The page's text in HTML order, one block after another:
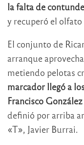
la falta de
y recuperó el
El conjunto de
arranque
metiendo pelotas
marcador llegó a
Francisco
definió por arriba
«T», Javier Burrai.